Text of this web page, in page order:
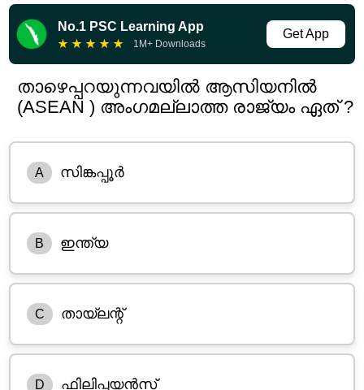
No.1 PSC Learning App
★ ★ ★ ★ ★ 1M+ Downloads
Get App
താഴെപ്പറയുന്നവയിൽ ആസിയനിൽ
(ASEAN ) അംഗമല്ലാത്ത രാജ്യം ഏത് ?
A സിങ്കപ്പൂർ
B ഇന്ത്യ
C തായ്ലന്റ്
D ഫിലിപ്പയൻസ്